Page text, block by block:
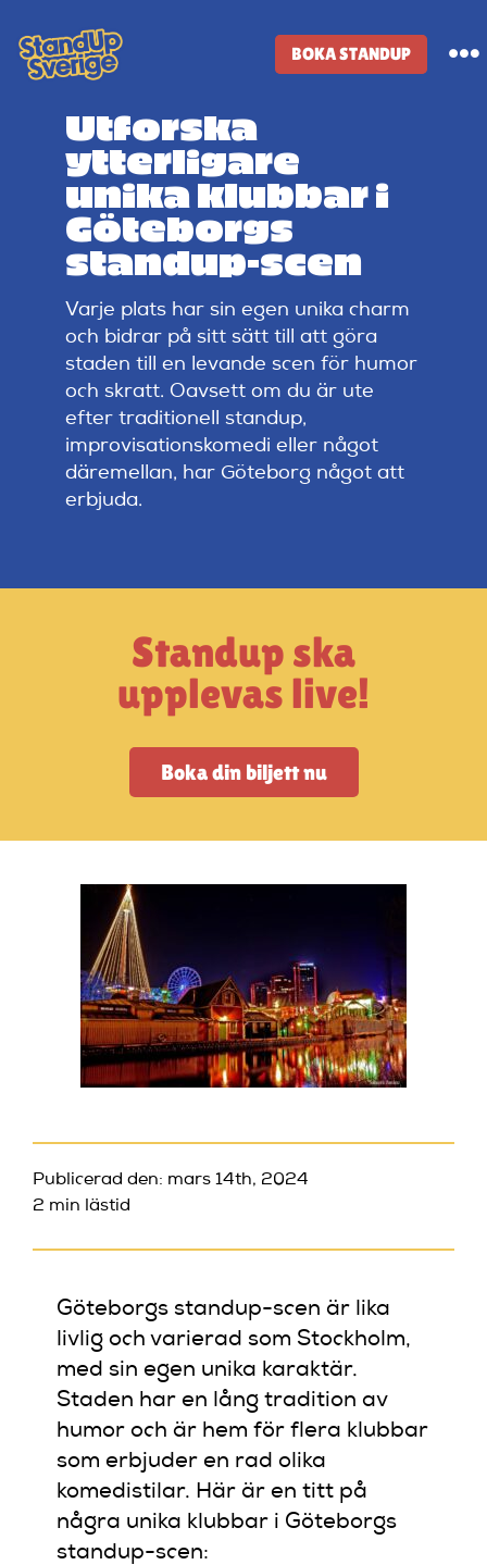
to
content
BOKA STANDUP
Standup-butik
Komiker
Lineup
Tidigare lineup
Klubbar
Artiklar
Kontakta oss
Vanliga frågor
Utforska
ytterligare
unika klubbar i
Göteborgs
standup-scen
Varje plats har sin egen unika charm
och bidrar på sitt sätt till att göra
staden till en levande scen för humor
och skratt. Oavsett om du är ute
efter traditionell standup,
improvisationskomedi eller något
däremellan, har Göteborg något att
erbjuda.
Standup ska
upplevas live!
Boka din biljett nu
Publicerad den: mars 14th, 2024
2 min lästid
Göteborgs standup-scen är lika
livlig och varierad som Stockholm,
med sin egen unika karaktär.
Staden har en lång tradition av
humor och är hem för flera klubbar
som erbjuder en rad olika
komedistilar. Här är en titt på
några unika klubbar i Göteborgs
standup-scen: